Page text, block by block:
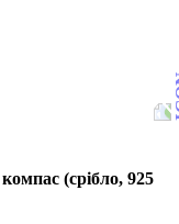
(срібло, 925